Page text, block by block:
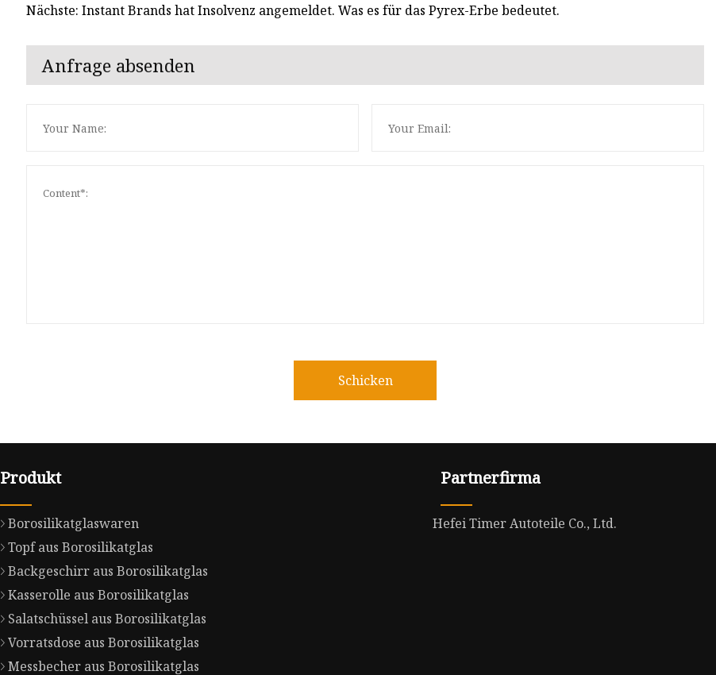
Nächste: Instant Brands hat Insolvenz angemeldet. Was es für das Pyrex-Erbe bedeutet.
Anfrage absenden
Schicken
Produkt
Borosilikatglaswaren
Topf aus Borosilikatglas
Backgeschirr aus Borosilikatglas
Kasserolle aus Borosilikatglas
Salatschüssel aus Borosilikatglas
Vorratsdose aus Borosilikatglas
Messbecher aus Borosilikatglas
Partnerfirma
Hefei Timer Autoteile Co., Ltd.